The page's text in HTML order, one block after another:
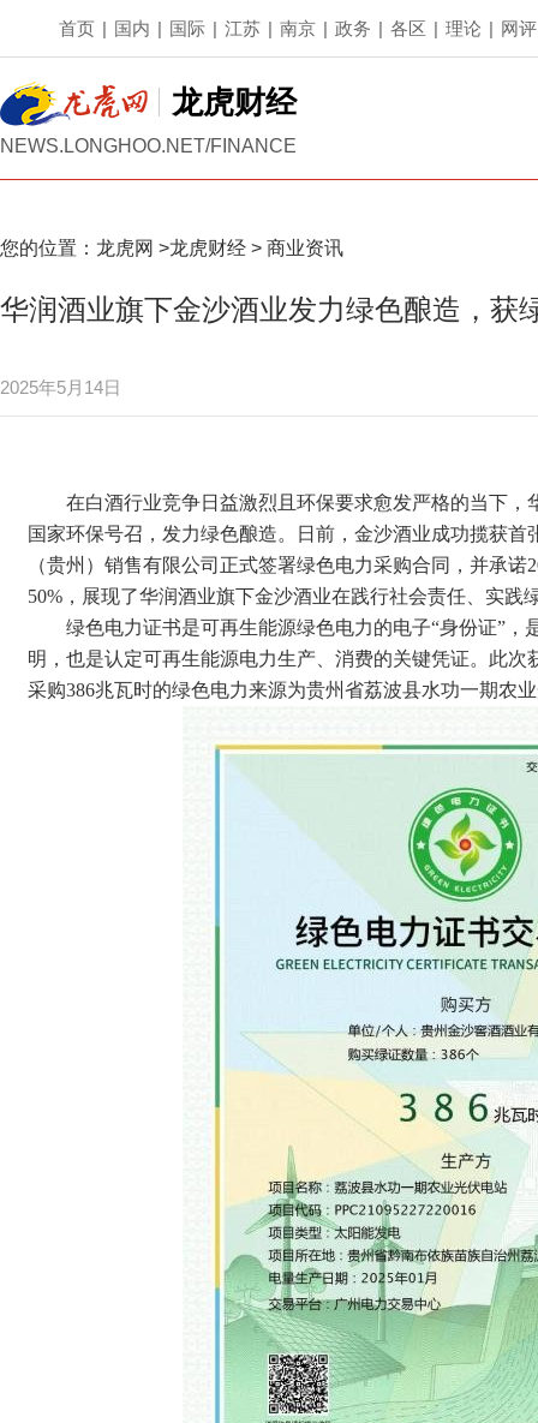
首页 | 国内 | 国际 | 江苏 | 南京 | 政务 | 各区 | 理论 | 网评
龙虎财经
NEWS.LONGHOO.NET/FINANCE
您的位置： 龙虎网 >龙虎财经 > 商业资讯
华润酒业旗下金沙酒业发力绿色酿造，获
2025年5月14日
在白酒行业竞争日益激烈且环保要求愈发严格的当下
国家环保号召，发力绿色酿造。日前，金沙酒业成功揽获
（贵州）销售有限公司正式签署绿色电力采购合同，并承
50%，展现了华润酒业旗下金沙酒业在践行社会责任、实践
绿色电力证书是可再生能源绿色电力的电子“身份证”
明，也是认定可再生能源电力生产、消费的关键凭证。此
采购386兆瓦时的绿色电力来源为贵州省荔波县水功一期农